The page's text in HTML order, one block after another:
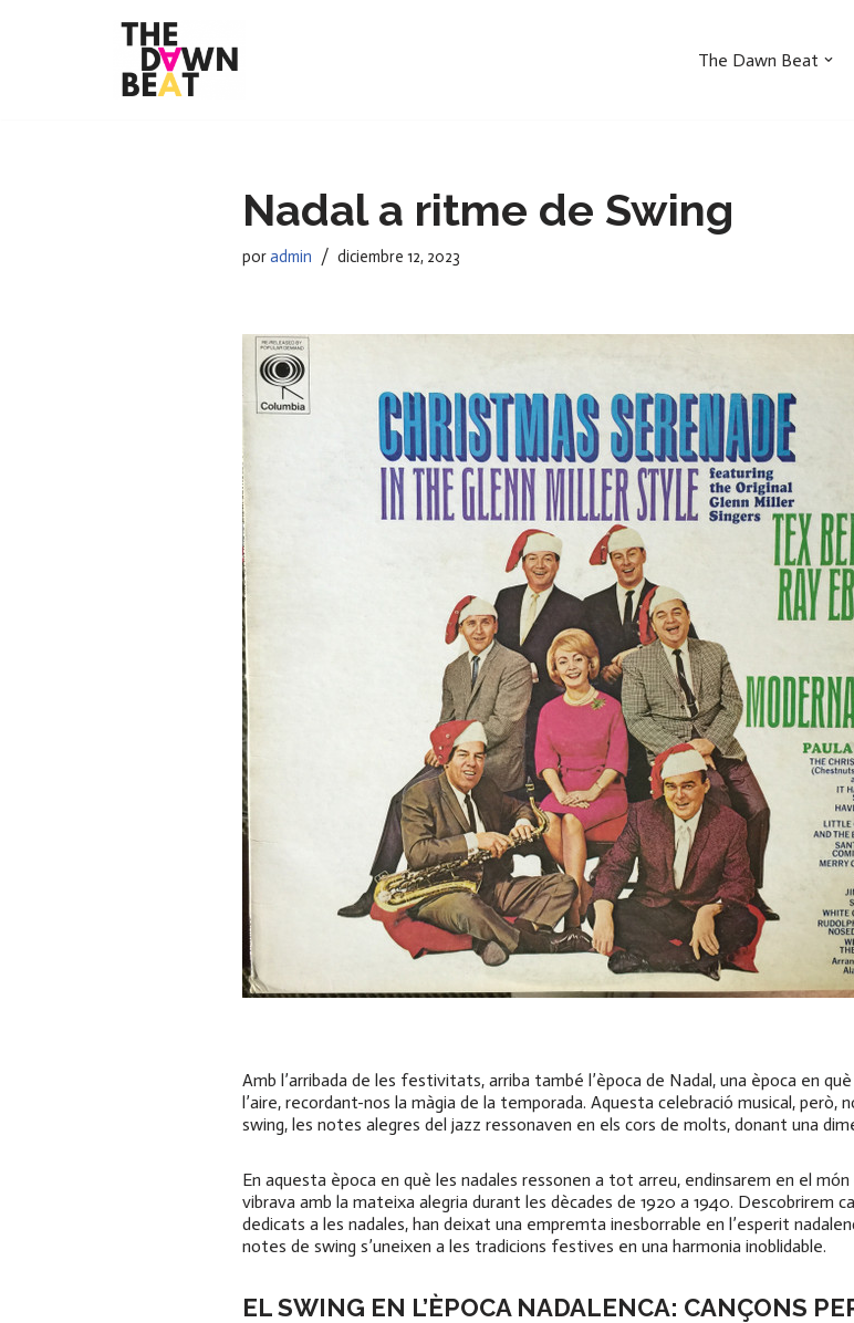
The Dawn Beat
Nadal a ritme de Swing
poradmin diciembre 12, 2023
Amb l’arribada de les festivitats, arriba també l’època de Nadal, una època en
l’aire, recordant-nos la màgia de la temporada. Aquesta celebració musical, però,
swing, les notes alegres del jazz ressonaven en els cors de molts, donant una
En aquesta època en què les nadales ressonen a tot arreu, endinsarem en el
vibrava amb la mateixa alegria durant les dècades de 1920 a 1940. Descobrirem
dedicats a les nadales, han deixat una empremta inesborrable en l’esperit
notes de swing s’uneixen a les tradicions festives en una harmonia inoblidable.
EL SWING EN L’ÈPOCA NADALENCA: CANÇONS